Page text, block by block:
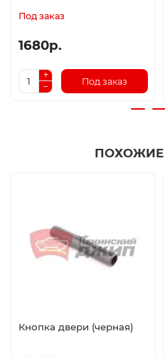
Под заказ
1680р.
Под заказ
Кнопка двери (черная)